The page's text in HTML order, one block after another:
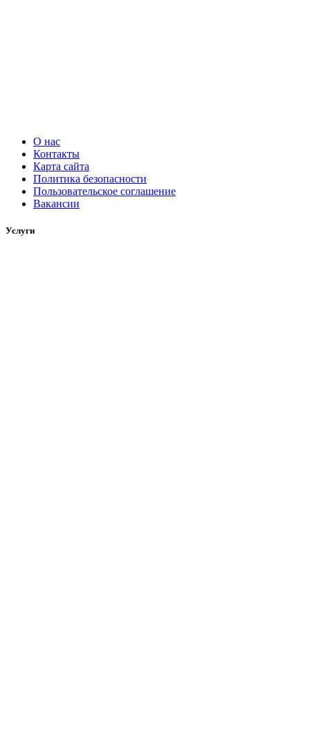
О нас
Контакты
Карта сайта
Политика безопасности
Пользовательское соглашение
Вакансии
Услуги